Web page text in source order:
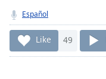
Playback
Español
Like 49